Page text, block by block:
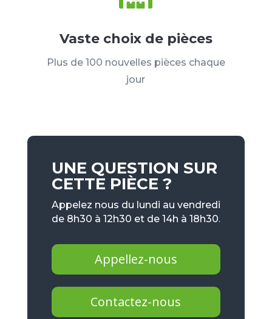
Vaste choix de pièces
Plus de 100 nouvelles pièces chaque
jour
UNE QUESTION SUR
CETTE PIÈCE ?
Appelez nous du lundi au vendredi
de 8h30 à 12h30 et de 14h à 18h30.
Appellez-nous
Contactez-nous